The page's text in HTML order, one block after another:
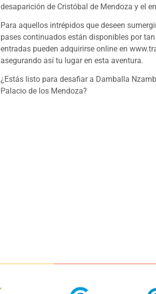
desaparición de Cristóbal de Mendoza y el
Para aquellos intrépidos que deseen
pases continuados están disponibles por
entradas pueden adquirirse online en
asegurando así tu lugar en esta aventura.
¿Estás listo para desafiar a Damballa
Palacio de los Mendoza?